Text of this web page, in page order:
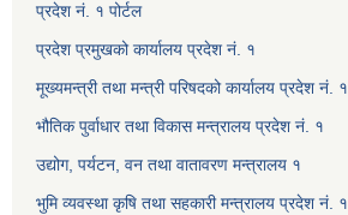
प्रदेश नं. १ पोर्टल
प्रदेश प्रमुखको कार्यालय प्रदेश नं. १
मूख्यमन्त्री तथा मन्त्री परिषदको कार्यालय प्रदेश नं. १
भौतिक पुर्वाधार तथा विकास मन्त्रालय प्रदेश नं. १
उद्योग, पर्यटन, वन तथा वातावरण मन्त्रालय १
भुमि व्यवस्था कृषि तथा सहकारी मन्त्रालय प्रदेश नं. १